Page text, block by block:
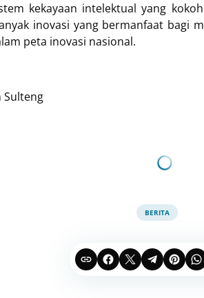
kekayaan intelektual yang
inovasi yang bermanfaat bagi
peta inovasi nasional.
Sulteng
BERITA